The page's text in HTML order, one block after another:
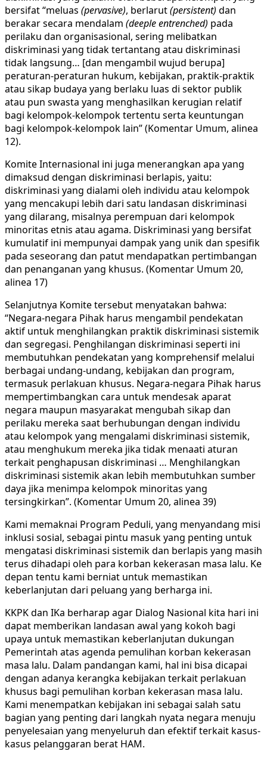
bersifat “meluas (pervasive), berlarut(persistent) dan
berakar secara mendalam (deeple entrenched) pada
perilaku dan organisasional, sering melibatkan
diskriminasi yang tidak tertantang atau diskriminasi
tidak langsung… [dan mengambil wujud berupa]
peraturan-peraturan hukum, kebijakan, praktik-praktik
atau sikap budaya yang berlaku luas di sektor publik
atau pun swasta yang menghasilkan kerugian relatif
bagi kelompok-kelompok tertentu serta keuntungan
bagi kelompok-kelompok lain” (Komentar Umum, alinea
12).
Komite Internasional ini juga menerangkan apa yang
dimaksud dengan diskriminasi berlapis, yaitu:
diskriminasi yang dialami oleh individu atau kelompok
yang mencakupi lebih dari satu landasan diskriminasi
yang dilarang, misalnya perempuan dari kelompok
minoritas etnis atau agama. Diskriminasi yang bersifat
kumulatif ini mempunyai dampak yang unik dan spesifik
pada seseorang dan patut mendapatkan pertimbangan
dan penanganan yang khusus. (Komentar Umum 20,
alinea 17)
Selanjutnya Komite tersebut menyatakan bahwa:
“Negara-negara Pihak harus mengambil pendekatan
aktif untuk menghilangkan praktik diskriminasi sistemik
dan segregasi. Penghilangan diskriminasi seperti ini
membutuhkan pendekatan yang komprehensif melalui
berbagai undang-undang, kebijakan dan program,
termasuk perlakuan khusus. Negara-negara Pihak harus
mempertimbangkan cara untuk mendesak aparat
negara maupun masyarakat mengubah sikap dan
perilaku mereka saat berhubungan dengan individu
atau kelompok yang mengalami diskriminasi sistemik,
atau menghukum mereka jika tidak menaati aturan
terkait penghapusan diskriminasi … Menghilangkan
diskriminasi sistemik akan lebih membutuhkan sumber
daya jika menimpa kelompok minoritas yang
tersingkirkan”. (Komentar Umum 20, alinea 39)
Kami memaknai Program Peduli, yang menyandang misi
inklusi sosial, sebagai pintu masuk yang penting untuk
mengatasi diskriminasi sistemik dan berlapis yang masih
terus dihadapi oleh para korban kekerasan masa lalu. Ke
depan tentu kami berniat untuk memastikan
keberlanjutan dari peluang yang berharga ini.
KKPK dan IKa berharap agar Dialog Nasional kita hari ini
dapat memberikan landasan awal yang kokoh bagi
upaya untuk memastikan keberlanjutan dukungan
Pemerintah atas agenda pemulihan korban kekerasan
masa lalu. Dalam pandangan kami, hal ini bisa dicapai
dengan adanya kerangka kebijakan terkait perlakuan
khusus bagi pemulihan korban kekerasan masa lalu.
Kami menempatkan kebijakan ini sebagai salah satu
bagian yang penting dari langkah nyata negara menuju
penyelesaian yang menyeluruh dan efektif terkait kasus-
kasus pelanggaran berat HAM.